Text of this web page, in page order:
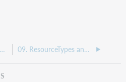
05. CBS MARC 21 import and export 09. ResourceTypes and CCWeb templates